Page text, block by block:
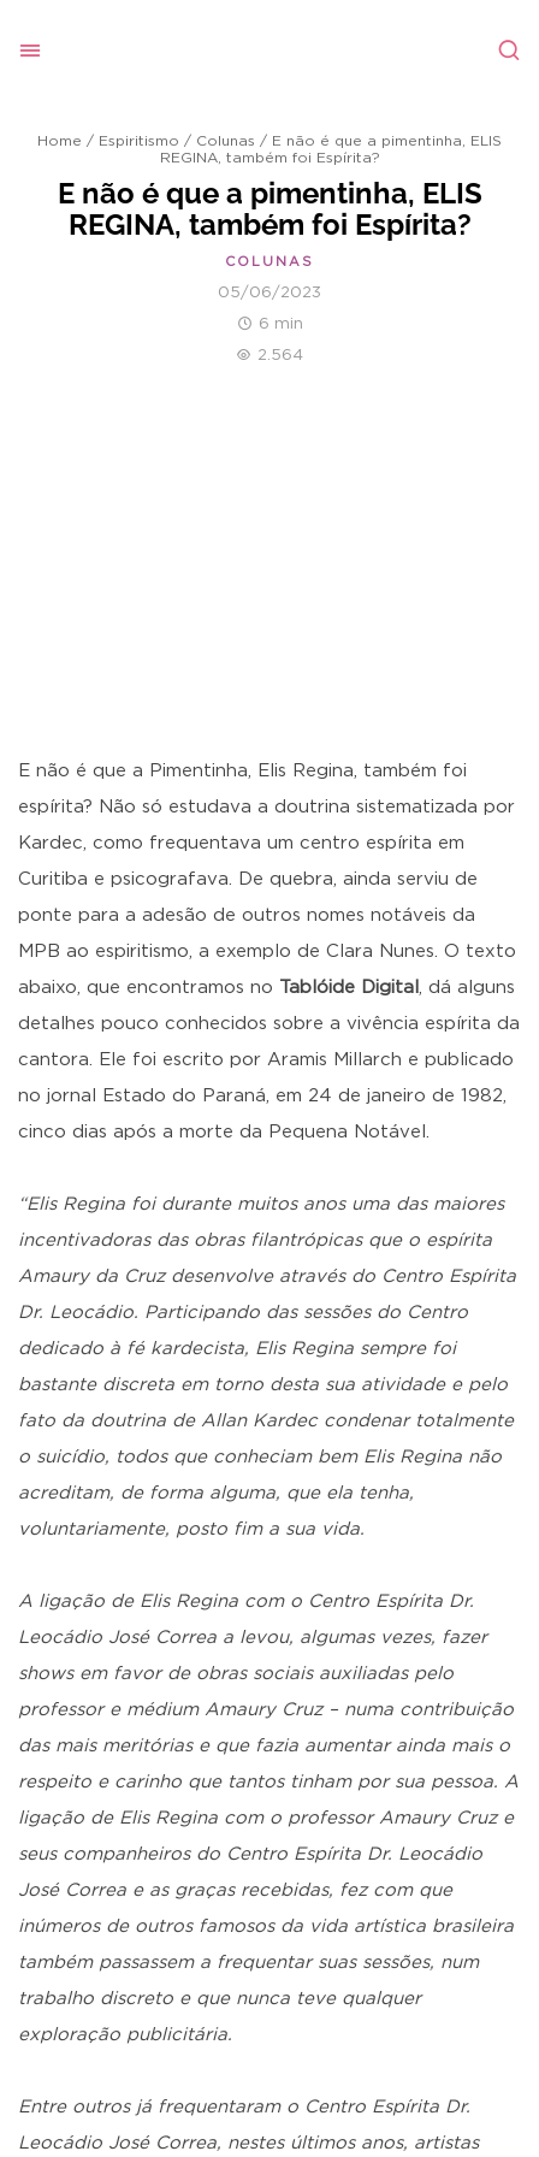
Home / Espiritismo / Colunas / E não é que a pimentinha, ELIS
REGINA, também foi Espírita?
E não é que a pimentinha, ELIS
REGINA, também foi Espírita?
COLUNAS
05/06/2023
6 min
2.564
E não é que a Pimentinha, Elis Regina, também foi
espírita? Não só estudava a doutrina sistematizada por
Kardec, como frequentava um centro espírita em
Curitiba e psicografava. De quebra, ainda serviu de
ponte para a adesão de outros nomes notáveis da
MPB ao espiritismo, a exemplo de Clara Nunes. O texto
abaixo, que encontramos no
Tablóide Digital , dá alguns
detalhes pouco conhecidos sobre a vivência espírita da
cantora. Ele foi escrito por Aramis Millarch e publicado
no jornal Estado do Paraná, em 24 de janeiro de 1982,
cinco dias após a morte da Pequena Notável.
“Elis Regina foi durante muitos anos uma das maiores
incentivadoras das obras filantrópicas que o espírita
Amaury da Cruz desenvolve através do Centro Espírita
Dr. Leocádio. Participando das sessões do Centro
dedicado à fé kardecista, Elis Regina sempre foi
bastante discreta em torno desta sua atividade e pelo
fato da doutrina de Allan Kardec condenar totalmente
o suicídio, todos que conheciam bem Elis Regina não
acreditam, de forma alguma, que ela tenha,
voluntariamente, posto fim a sua vida.
A ligação de Elis Regina com o Centro Espírita Dr.
Leocádio José Correa a levou, algumas vezes, fazer
shows em favor de obras sociais auxiliadas pelo
professor e médium Amaury Cruz – numa contribuição
das mais meritórias e que fazia aumentar ainda mais o
respeito e carinho que tantos tinham por sua pessoa. A
ligação de Elis Regina com o professor Amaury Cruz e
seus companheiros do Centro Espírita Dr. Leocádio
José Correa e as graças recebidas, fez com que
inúmeros de outros famosos da vida artística brasileira
também passassem a frequentar suas sessões, num
trabalho discreto e que nunca teve qualquer
exploração publicitária.
Entre outros já frequentaram o Centro Espírita Dr.
Leocádio José Correa, nestes últimos anos, artistas